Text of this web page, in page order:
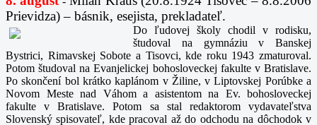
Prievidza) – básnik, esejista, prekladateľ.
Do ľudovej školy chodil v rodisku,
študoval na gymnáziu v Banskej
Bystrici, Rimavskej Sobote a Tisovci, kde roku 1943 zmaturoval.
Potom študoval na Evanjelickej bohosloveckej fakulte v Bratislave.
Po skončení bol krátko kaplánom v Žiline, v Liptovskej Porúbke a
Novom Meste nad Váhom a asistentom na Ev. bohosloveckej
fakulte v Bratislave. Potom sa stal redaktorom vydavateľstva
Slovenský spisovateľ, kde pracoval až do odchodu na dôchodok v